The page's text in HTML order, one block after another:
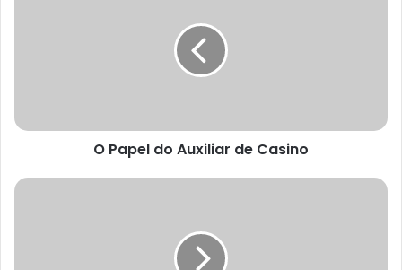
O Papel do Auxiliar de Casino